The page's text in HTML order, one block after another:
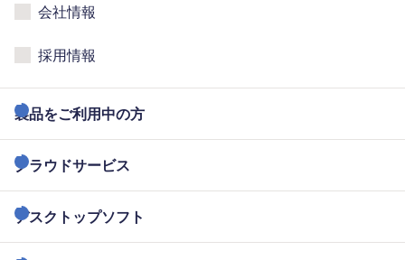
会社情報
採用情報
製品をご利用中の方
クラウドサービス
デスクトップソフト